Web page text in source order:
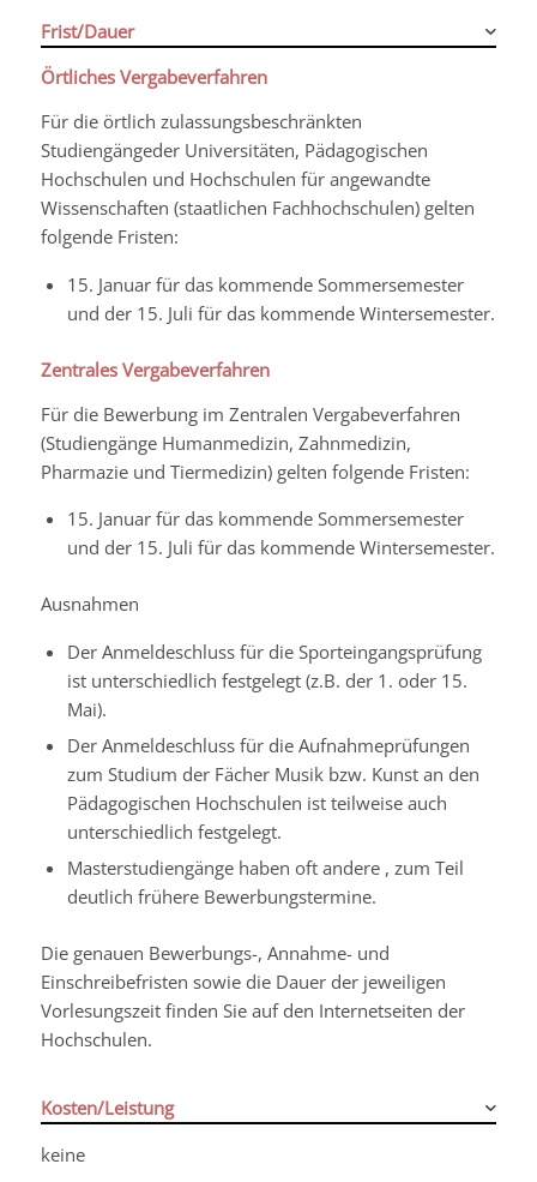
Frist/Dauer
Örtliches Vergabeverfahren
Für die örtlich zulassungsbeschränkten
Studiengängeder Universitäten, Pädagogischen
Hochschulen und Hochschulen für angewandte
Wissenschaften (staatlichen Fachhochschulen) gelten
folgende Fristen:
15. Januar für das kommende Sommersemester
und der 15. Juli für das kommende Wintersemester.
Zentrales Vergabeverfahren
Für die Bewerbung im Zentralen Vergabeverfahren
(Studiengänge Humanmedizin, Zahnmedizin,
Pharmazie und Tiermedizin) gelten folgende Fristen:
15. Januar für das kommende Sommersemester
und der 15. Juli für das kommende Wintersemester.
Ausnahmen
Der Anmeldeschluss für die Sporteingangsprüfung
ist unterschiedlich festgelegt (z.B. der 1. oder 15.
Mai).
Der Anmeldeschluss für die Aufnahmeprüfungen
zum Studium der Fächer Musik bzw. Kunst an den
Pädagogischen Hochschulen ist teilweise auch
unterschiedlich festgelegt.
Masterstudiengänge haben oft andere , zum Teil
deutlich frühere Bewerbungstermine.
Die genauen Bewerbungs-, Annahme- und
Einschreibefristen sowie die Dauer der jeweiligen
Vorlesungszeit finden Sie auf den Internetseiten der
Hochschulen.
Kosten/Leistung
keine